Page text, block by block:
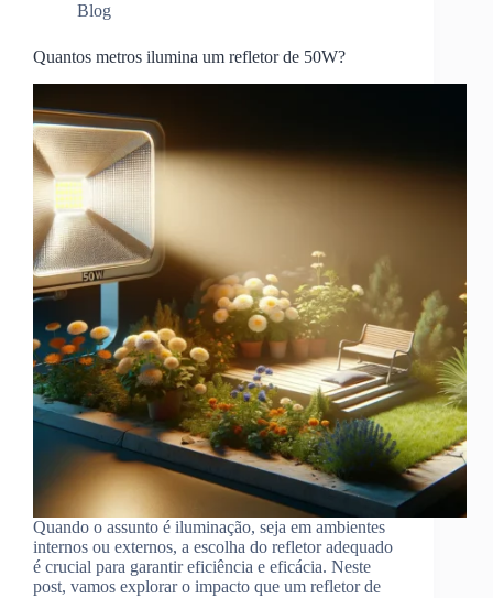
Blog
Quantos metros ilumina um refletor de 50W?
Quando o assunto é iluminação, seja em ambientes
internos ou externos, a escolha do refletor adequado
é crucial para garantir eficiência e eficácia. Neste
post, vamos explorar o impacto que um refletor de